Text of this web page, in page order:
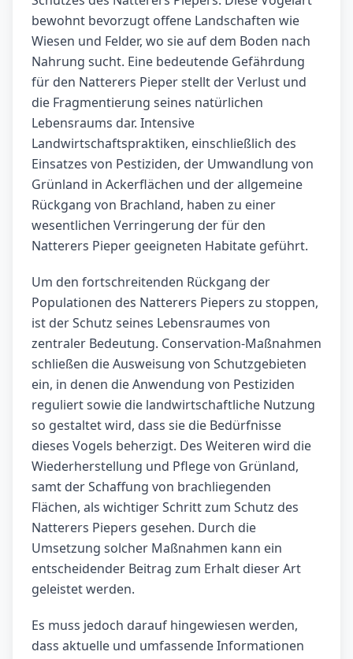
bewohnt bevorzugt offene Landschaften wie
Wiesen und Felder, wo sie auf dem Boden nach
Nahrung sucht. Eine bedeutende Gefährdung
für den Natterers Pieper stellt der Verlust und
die Fragmentierung seines natürlichen
Lebensraums dar. Intensive
Landwirtschaftspraktiken, einschließlich des
Einsatzes von Pestiziden, der Umwandlung von
Grünland in Ackerflächen und der allgemeine
Rückgang von Brachland, haben zu einer
wesentlichen Verringerung der für den
Natterers Pieper geeigneten Habitate geführt.
Um den fortschreitenden Rückgang der
Populationen des Natterers Piepers zu stoppen,
ist der Schutz seines Lebensraumes von
zentraler Bedeutung. Conservation-Maßnahmen
schließen die Ausweisung von Schutzgebieten
ein, in denen die Anwendung von Pestiziden
reguliert sowie die landwirtschaftliche Nutzung
so gestaltet wird, dass sie die Bedürfnisse
dieses Vogels beherzigt. Des Weiteren wird die
Wiederherstellung und Pflege von Grünland,
samt der Schaffung von brachliegenden
Flächen, als wichtiger Schritt zum Schutz des
Natterers Piepers gesehen. Durch die
Umsetzung solcher Maßnahmen kann ein
entscheidender Beitrag zum Erhalt dieser Art
geleistet werden.
Es muss jedoch darauf hingewiesen werden,
dass aktuelle und umfassende Informationen